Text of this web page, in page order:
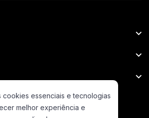
cookies essenciais e tecnologias
melhor experiência e